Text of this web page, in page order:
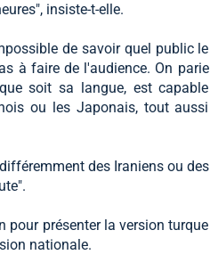
insiste-t-elle.
de savoir quel public le
à faire de l'audience. On parie
soit sa langue, est capable
ou les Japonais, tout aussi
des Iraniens ou des
pour présenter la version turque
nationale.